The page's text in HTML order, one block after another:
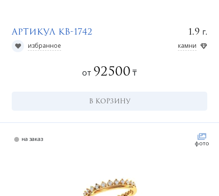
Артикул КВ-1742 1.9 г.
избранное камни
от 92500 ₸
В КОРЗИНУ
на заказ
фото